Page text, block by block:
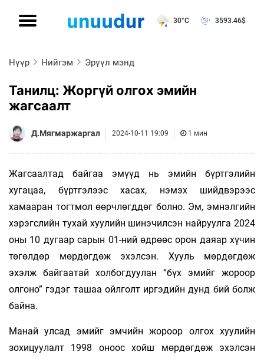
30°C 3593.46$
Нүүр Нийгэм Эрүүл мэнд
Танилц: Жоргүй олгох эмийн
жагсаалт
Д.Мягмаржаргал 2024-10-11 19:09 1 мин
Жагсаалтад байгаа эмүүд нь эмийн бүртгэлийн
хугацаа, бүртгэлээс хасах, нэмэх шийдвэрээс
хамааран тогтмол өөрчлөгддөг болно. Эм, эмнэлгийн
хэрэгслийн тухай хуулийн шинэчилсэн найруулга 2024
оны 10 дугаар сарын 01-ний өдрөөс орон даяар хүчин
төгөлдөр мөрдөгдөж эхэлсэн. Хууль мөрдөгдөж
эхэлж байгаатай холбогдуулан “бүх эмийг жороор
олгоно” гэдэг ташаа ойлголт иргэдийн дунд бий болж
байна.
Манай улсад эмийг эмчийн жороор олгох хуулийн
зохицуулалт 1998 оноос хойш мөрдөгдөж эхэлсэн